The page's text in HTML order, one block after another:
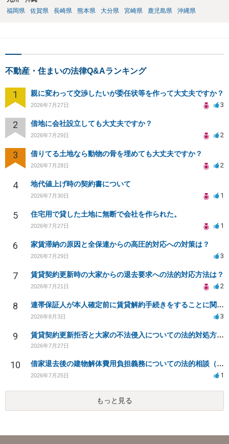
福岡県
佐賀県 長崎県 熊本県 大分県 宮崎県 鹿児島県 沖縄県
不動産・住まいの法律Q&Aランキング
1 親に変わって交渉したいが委任状等を作って大丈夫ですか？
2026年7月27日 3
2 借地に会社設立しても大丈夫ですか？
2026年7月29日 2
3 借りてる土地なら動物の骨を埋めても大丈夫ですか？
2026年7月28日 2
4 地代値上げ時の契約書について
2026年7月30日 1
5 住宅用で貸した土地に無断で会社を作られた。
2026年7月27日 1
6 家賃滞納の原因と全保連からの高圧的対応への対策は？
2026年7月29日 3
7 賃貸契約更新時の大家からの退去要求への法的対応方法は？
2026年7月21日 2
8 連帯保証人が本人確定前に賃貸解約手続きをすることに関して
2026年8月3日 3
9 賃貸契約更新拒否と大家の不法侵入についての法的対処方法は？
2026年7月27日
10 借家退去後の建物解体費用負担義務についての法的相談（補足説明修正）
2026年7月25日 1
もっと見る